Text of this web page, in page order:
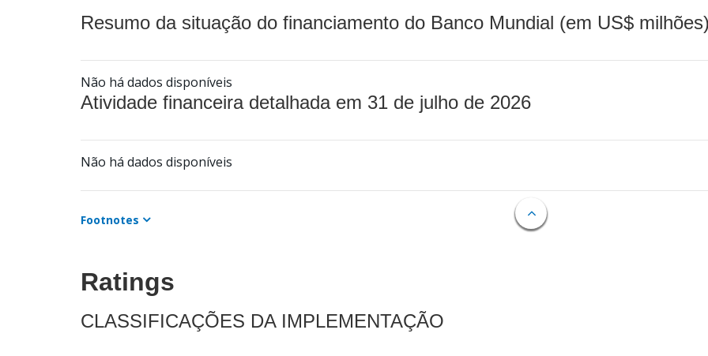
Resumo da situação do financiamento do Banco Mundial (em US$
Não há dados disponíveis
Atividade financeira detalhada em 31 de julho de 2026
Não há dados disponíveis
Footnotes
Ratings
CLASSIFICAÇÕES DA IMPLEMENTAÇÃO